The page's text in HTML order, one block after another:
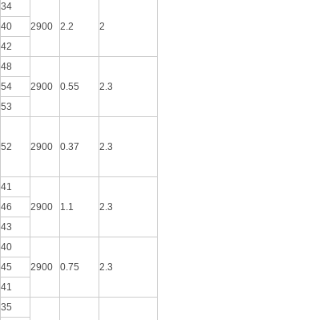
34
2900
2.2 2
40
42
48
2900
0.55 2.3
54
53
52
2900 0.37 2.3
41
2900
1.1 2.3
46
43
40
2900
0.75 2.3
45
41
35